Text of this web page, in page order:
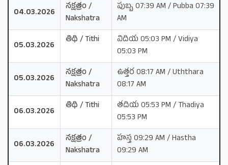
04.03.2026
నక్షత్రం /
Nakshatra
పుబ్బ 07:39 AM / Pubba 07:39
AM
05.03.2026
తిథి / Tithi
విదియ 05:03 PM / Vidiya
05:03 PM
05.03.2026
నక్షత్రం /
Nakshatra
ఉత్తర 08:17 AM / Uththara
08:17 AM
06.03.2026
తిథి / Tithi
తదియ 05:53 PM / Thadiya
05:53 PM
06.03.2026
నక్షత్రం /
Nakshatra
హస్త 09:29 AM / Hastha
09:29 AM